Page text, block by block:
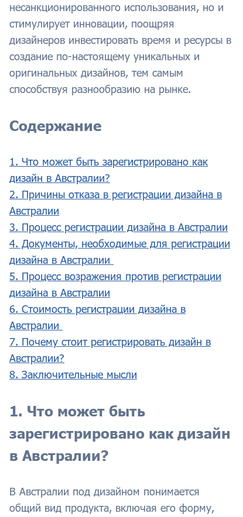
несанкционированного использования, но и
стимулирует инновации, поощряя
дизайнеров инвестировать время и ресурсы в
создание по-настоящему уникальных и
оригинальных дизайнов, тем самым
способствуя разнообразию на рынке.
Содержание
1. Что может быть зарегистрировано как
дизайн в Австралии?
2. Причины отказа в регистрации дизайна в
Австралии
3. Процесс регистрации дизайна в Австралии
4. Документы, необходимые для регистрации
дизайна в Австралии
5. Процесс возражения против регистрации
дизайна в Австралии
6. Стоимость регистрации дизайна в
Австралии
7. Почему стоит регистрировать дизайн в
Австралии?
8. Заключительные мысли
1. Что может быть
зарегистрировано как дизайн
в Австралии?
В Австралии под дизайном понимается
общий вид продукта, включая его форму,